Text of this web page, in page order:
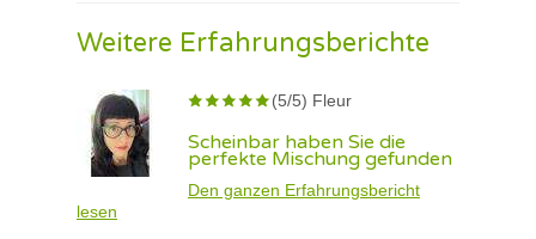
Weitere Erfahrungsberichte
(5/5) Fleur
Scheinbar haben Sie die
perfekte Mischung gefunden
Den ganzen Erfahrungsbericht
lesen